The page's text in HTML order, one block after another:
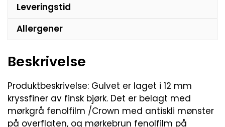
Leveringstid
Allergener
Beskrivelse
Produktbeskrivelse: Gulvet er laget i 12 mm
kryssfiner av finsk bjørk. Det er belagt med
mørkgrå fenolfilm /Crown med antiskli mønster
på overflaten, og mørkebrun fenolfilm på